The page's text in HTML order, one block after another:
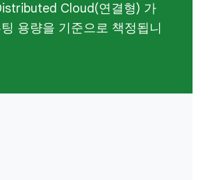
Cloud(연결형) 가
용량을 기준으로 책정됩니